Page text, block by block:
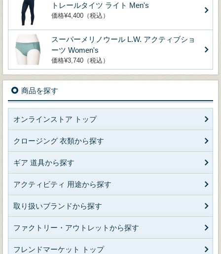
トレールタイツ ライト Men's
価格¥4,400（税込）
スーパーメリノウール L.W. アクティブショ
ーツ Women's
価格¥3,740（税込）
商品を探す
オンラインストア トップ
クロージング 衣類から探す
ギア 道具から探す
アクティビティ 用途から探す
取り扱いブランドから探す
ファクトリー・アウトレットから探す
フレンドマーケット トップ